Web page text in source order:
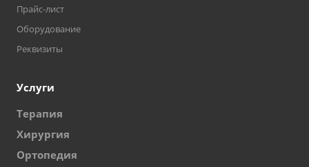
Прайс-лист
Оборудование
Реквизиты
Услуги
Терапия
Хирургия
Ортопедия